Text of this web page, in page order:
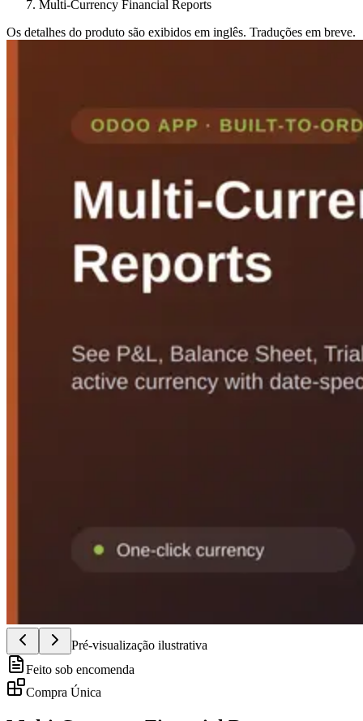
Multi-Currency Financial Reports
Os detalhes do produto são exibidos em inglês. Traduções em breve.
Pré-visualização ilustrativa
Feito sob encomenda
Compra Única